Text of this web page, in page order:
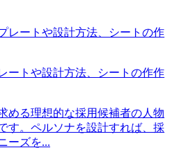
ートや設計方法、シートの作作
める理想的な採用候補者の人物
す。ペルソナを設計すれば、採
ーズを...